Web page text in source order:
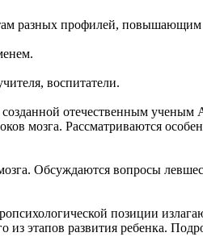
разных профилей,
воспитатели.
отечественным ученым
мозга. Рассматриваются
Обсуждаются вопросы
позиции
из этапов развития ребенка.